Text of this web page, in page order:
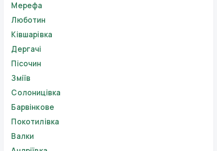
Мерефа
Люботин
Ківшарівка
Дергачі
Пісочин
Зміїв
Солоницівка
Барвінкове
Покотилівка
Валки